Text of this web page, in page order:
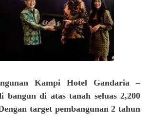
Kampi Hotel Gandaria –
bangun di atas tanah seluas 2,200
target pembangunan 2 tahun